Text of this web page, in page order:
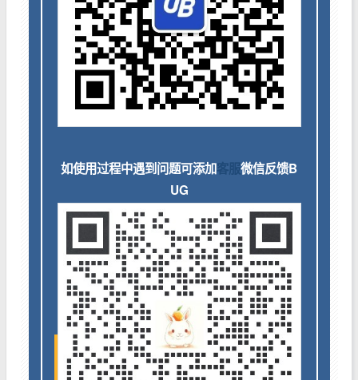
如使用过程中遇到问题可添加客服微信反馈B
UG